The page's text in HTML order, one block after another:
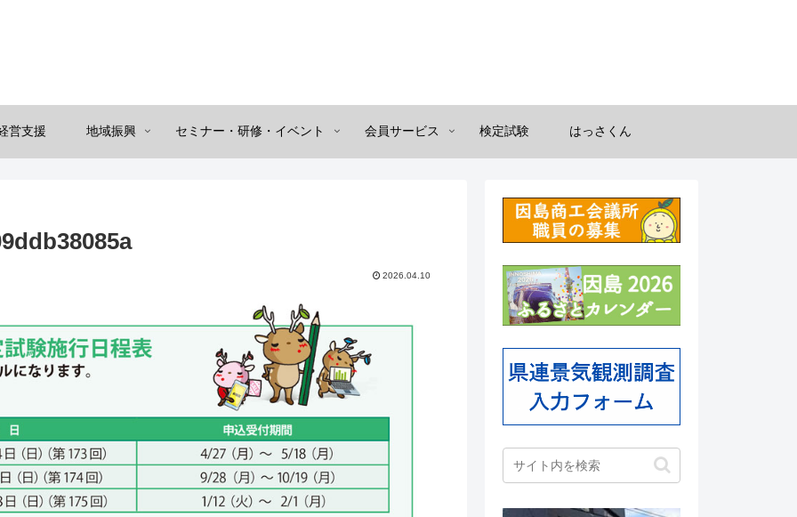
営支援 地域振興 セミナー・研修・イベント 会員サービス 検定試験 はっさくん
2026.04.10